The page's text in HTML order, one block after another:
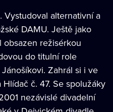
alternativní a
DAMU. Ještě jako
režisérkou
do titulní role
Zahrál si i ve
č. 47. Se spolužáky
nezávislé divadelní